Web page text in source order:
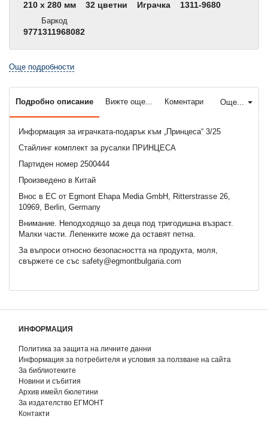
210 x 280 мм
32 цветни
Играчка
1311-9680
Баркод
9771311968082
Още подробности
Още...
Подробно описание Вижте още... Коментари
Информация за играчката-подарък към „Принцеса“ 3/25
Стайлинг комплект за русалки ПРИНЦЕСА
Партиден номер 2500444
Произведено в Китай
Внос в ЕС от Egmont Ehapa Media GmbH, Ritterstrasse 26,
10969, Berlin, Germany
Внимание. Неподходящo за деца под тригодишна възраст.
Малки части. Лепенките може да оставят петна.
За въпроси относно безопасността на продукта, моля,
свържете се със safety@egmontbulgaria.com
ИНФОРМАЦИЯ
Политика за защита на личните данни
Информация за потребителя и условия за ползване на сайта
За библиотеките
Новини и събития
Архив имейл бюлетини
За издателство ЕГМОНТ
Контакти